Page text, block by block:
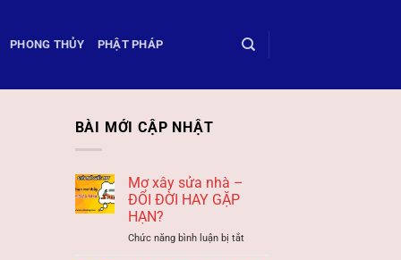
PHONG THỦY PHẬT PHÁP
BÀI MỚI CẬP NHẬT
Mơ xây sửa nhà –
ĐỔI ĐỜI HAY GẶP
HẠN?
Chức năng bình luận bị tắtở